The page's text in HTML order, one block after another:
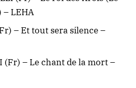
– LEHA
– Et tout sera silence –
(Fr) – Le chant de la mort –